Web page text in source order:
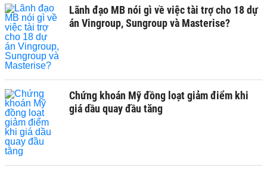
Lãnh đạo MB nói gì về việc tài trợ cho 18 dự
án Vingroup, Sungroup và Masterise?
Chứng khoán Mỹ đồng loạt giảm điểm khi
giá dầu quay đầu tăng